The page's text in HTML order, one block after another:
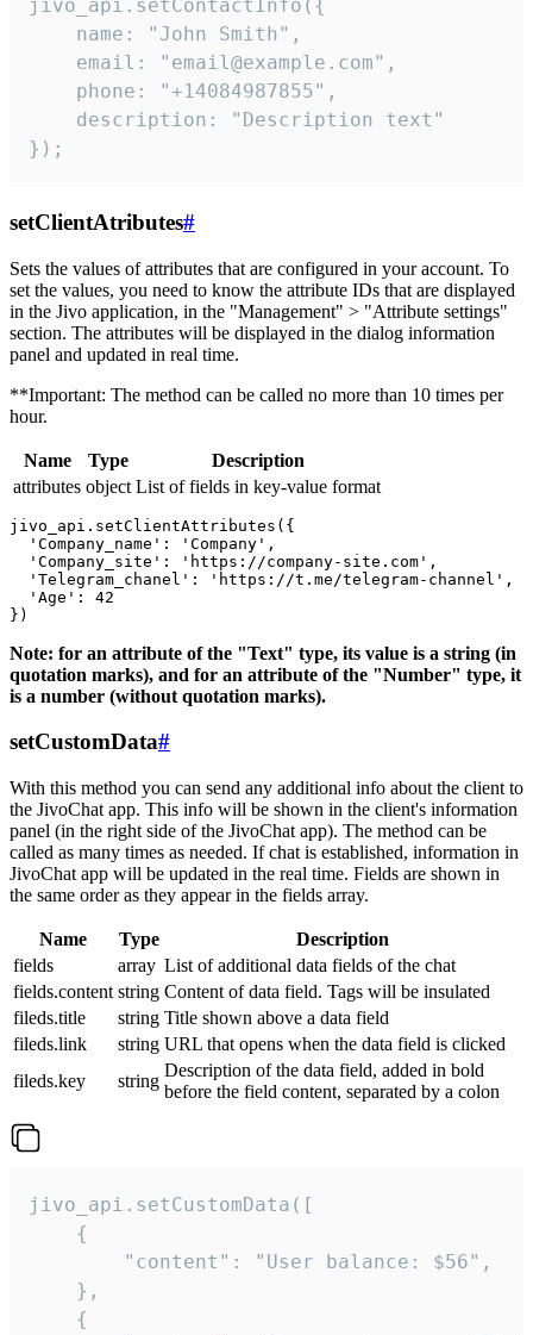
jivo_api.setContactInfo({
    name: "John Smith",
    email: "email@example.com",
    phone: "+14084987855",
    description: "Description text"
});
setClientAtributes#
Sets the values ​​of attributes that are configured in your account. To
set the values, you need to know the attribute IDs that are displayed
in the Jivo application, in the "Management" > "Attribute settings"
section. The attributes will be displayed in the dialog information
panel and updated in real time.
**Important: The method can be called no more than 10 times per
hour.
Name Type
Description
attributes object List of fields in key-value format
jivo_api.setClientAttributes({
  'Company_name': 'Company',
  'Company_site': 'https://company-site.com',
  'Telegram_chanel': 'https://t.me/telegram-channel',
  'Age': 42
Note: for an attribute of the "Text" type, its value is a string (in
quotation marks), and for an attribute of the "Number" type, it
is a number (without quotation marks).
setCustomData#
With this method you can send any additional info about the client to
the JivoChat app. This info will be shown in the client's information
panel (in the right side of the JivoChat app). The method can be
called as many times as needed. If chat is established, information in
JivoChat app will be updated in the real time. Fields are shown in
the same order as they appear in the fields array.
Name Type
Description
fields
array List of additional data fields of the chat
fields.content string Content of data field. Tags will be insulated
fileds.title
string Title shown above a data field
fileds.link
string URL that opens when the data field is clicked
fileds.key
string
Description of the data field, added in bold
before the field content, separated by a colon
jivo_api.setCustomData([
    {
        "content": "User balance: $56",
    },
    {